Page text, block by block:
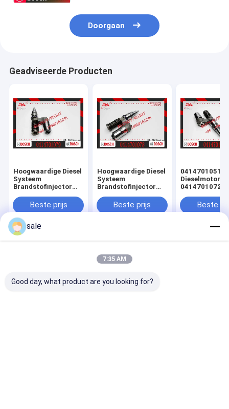
Doorgaan
Geadviseerde Producten
Hoogwaardige Diesel
Systeem
Brandstofinjector
OEM 0414701078
0414701079
0414701051
Beste prijs
Hoogwaardige Diesel
Systeem
Brandstofinjector
OEM 0414701078
0414701079
Beste prijs
0414701051
0414701072
0414701077
0414701076
Beste
Thuis Ongeveer ons
Contacteer ons
Sitemap
Privacybeleid
Rights Reserved.
sale
7:35 AM
Good day, what product are you looking for?